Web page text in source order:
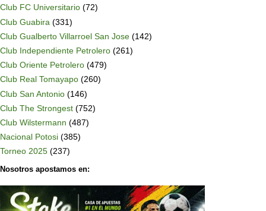
Club FC Universitario (72)
Club Guabira (331)
Club Gualberto Villarroel San Jose (142)
Club Independiente Petrolero (261)
Club Oriente Petrolero (479)
Club Real Tomayapo (260)
Club San Antonio (146)
Club The Strongest (752)
Club Wilstermann (487)
Nacional Potosi (385)
Torneo 2025 (237)
Nosotros apostamos en: